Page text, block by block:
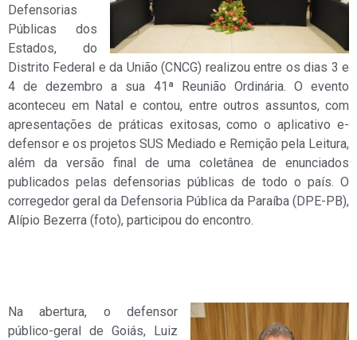
Defensorias
Públicas dos
Estados, do
Distrito Federal e da União (CNCG) realizou entre os dias 3 e
4 de dezembro a sua 41ª Reunião Ordinária. O evento
aconteceu em Natal e contou, entre outros assuntos, com
apresentações de práticas exitosas, como o aplicativo e-
defensor e os projetos SUS Mediado e Remição pela Leitura,
além da versão final de uma coletânea de enunciados
publicados pelas defensorias públicas de todo o país. O
corregedor geral da Defensoria Pública da Paraíba (DPE-PB),
Alípio Bezerra (foto), participou do encontro.
Na abertura, o defensor
público-geral de Goiás, Luiz